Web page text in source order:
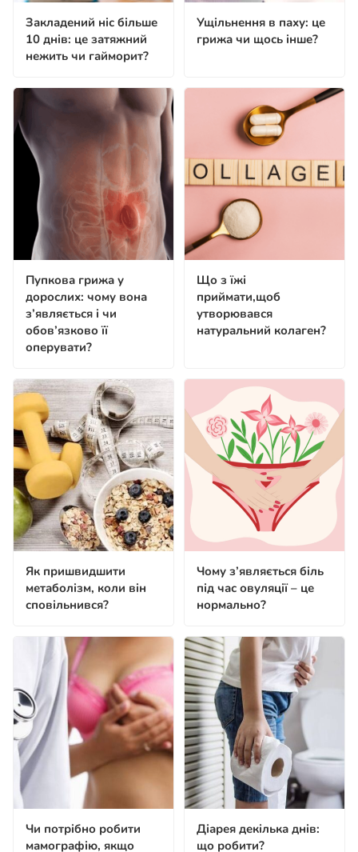
Закладений ніс більше
10 днів: це затяжний
нежить чи гайморит?
Ущільнення в паху: це
грижа чи щось інше?
Пупкова грижа у
дорослих: чому вона
з’являється і чи
обов’язково її
оперувати?
Що з їжі
приймати,щоб
утворювався
натуральний колаген?
Як пришвидшити
метаболізм, коли він
сповільнився?
Чому з’являється біль
під час овуляції – це
нормально?
Чи потрібно робити
мамографію, якщо
Діарея декілька днів:
що робити?